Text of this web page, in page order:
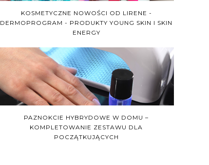
KOSMETYCZNE NOWOŚCI OD LIRENE -
DERMOPROGRAM - PRODUKTY YOUNG SKIN I SKIN
ENERGY
PAZNOKCIE HYBRYDOWE W DOMU –
KOMPLETOWANIE ZESTAWU DLA
POCZĄTKUJĄCYCH